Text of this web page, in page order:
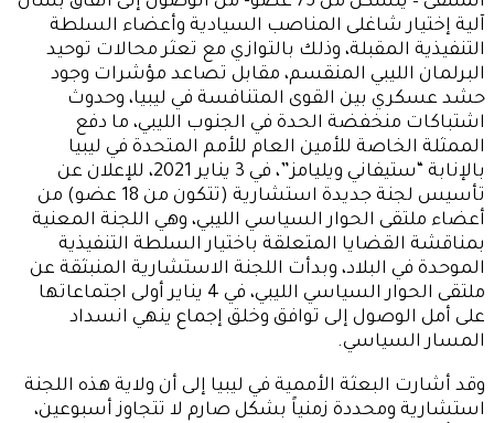
آلية إختيار شاغلى المناصب السيادية وأعضاء السلطة
التنفيذية المقبلة، وذلك بالتوازي مع تعثر محالات توحيد
البرلمان الليبي المنقسم، مقابل تصاعد مؤشرات وجود
حشد عسكري بين القوى المتنافسة في ليبيا، وحدوث
اشتباكات منخفضة الحدة في الجنوب الليبي، ما دفع
الممثلة الخاصة للأمين العام للأمم المتحدة في ليبيا
بالإنابة “ستيفاني ويليامز”، في 3 يناير 2021، للإعلان عن
تأسيس لجنة جديدة استشارية (تتكون من 18 عضو) من
أعضاء ملتقى الحوار السياسي الليبي، وهي اللجنة المعنية
بمناقشة القضايا المتعلقة باختيار السلطة التنفيذية
الموحدة في البلاد، وبدأت اللجنة الاستشارية المنبثقة عن
ملتقى الحوار السياسي الليبي، في 4 يناير أولى اجتماعاتها
على أمل الوصول إلى توافق وخلق إجماع ينهي انسداد
المسار السياسي.
وقد أشارت البعثة الأممية في ليبيا إلى أن ولاية هذه اللجنة
استشارية ومحددة زمنياً بشكل صارم لا تتجاوز أسبوعين،